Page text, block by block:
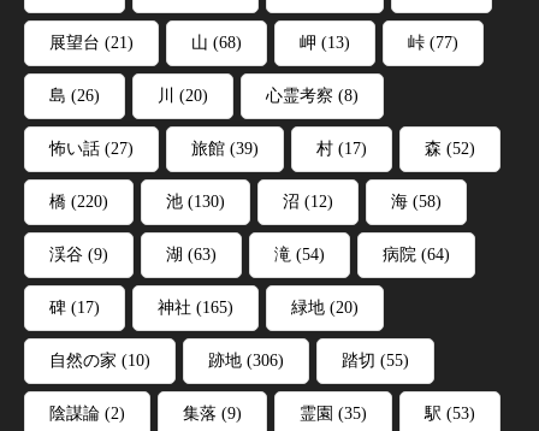
展望台 (21) 山 (68) 岬 (13) 峠 (77)
島 (26) 川 (20) 心霊考察 (8)
怖い話 (27) 旅館 (39) 村 (17) 森 (52)
橋 (220) 池 (130) 沼 (12) 海 (58)
渓谷 (9) 湖 (63) 滝 (54) 病院 (64)
碑 (17) 神社 (165) 緑地 (20)
自然の家 (10) 跡地 (306) 踏切 (55)
陰謀論 (2) 集落 (9) 霊園 (35) 駅 (53)